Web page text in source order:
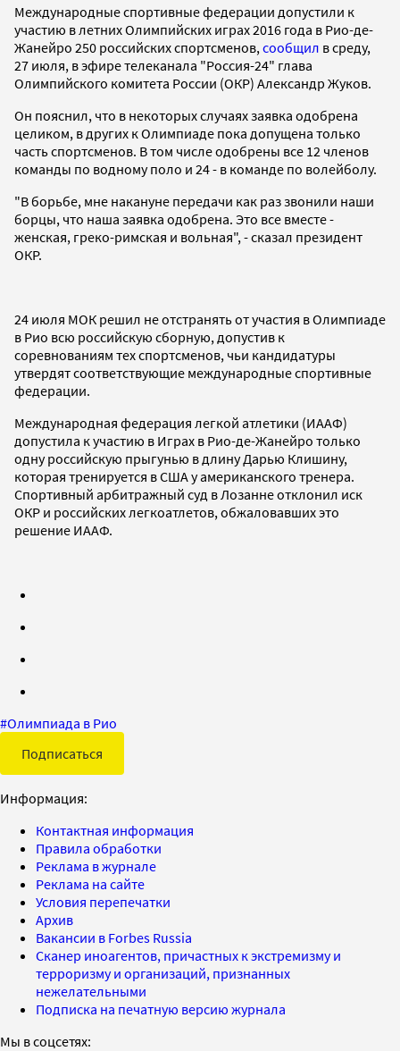
Международные спортивные федерации допустили к
участию в летних Олимпийских играх 2016 года в Рио-де-
Жанейро 250 российских спортсменов, сообщил в среду,
27 июля, в эфире телеканала "Россия-24" глава
Олимпийского комитета России (ОКР) Александр Жуков.
Он пояснил, что в некоторых случаях заявка одобрена
целиком, в других к Олимпиаде пока допущена только
часть спортсменов. В том числе одобрены все 12 членов
команды по водному поло и 24 - в команде по волейболу.
"В борьбе, мне накануне передачи как раз звонили наши
борцы, что наша заявка одобрена. Это все вместе -
женская, греко-римская и вольная", - сказал президент
ОКР.
24 июля МОК решил не отстранять от участия в Олимпиаде
в Рио всю российскую сборную, допустив к
соревнованиям тех спортсменов, чьи кандидатуры
утвердят соответствующие международные спортивные
федерации.
Международная федерация легкой атлетики (ИААФ)
допустила к участию в Играх в Рио-де-Жанейро только
одну российскую прыгунью в длину Дарью Клишину,
которая тренируется в США у американского тренера.
Спортивный арбитражный суд в Лозанне отклонил иск
ОКР и российских легкоатлетов, обжаловавших это
решение ИААФ.
#Олимпиада в Рио
Подписаться
Информация:
Контактная информация
Правила обработки
Реклама в журнале
Реклама на сайте
Условия перепечатки
Архив
Вакансии в Forbes Russia
Сканер иноагентов, причастных к экстремизму и
терроризму и организаций, признанных
нежелательными
Подписка на печатную версию журнала
Мы в соцсетях: